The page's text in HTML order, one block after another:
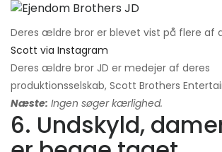
Deres ældre bror er blevet vist på flere af
Scott via Instagram
Deres ældre bror JD er medejer af deres
produktionsselskab, Scott Brothers
Næste: Ingen søger kærlighed.
6. Undskyld,